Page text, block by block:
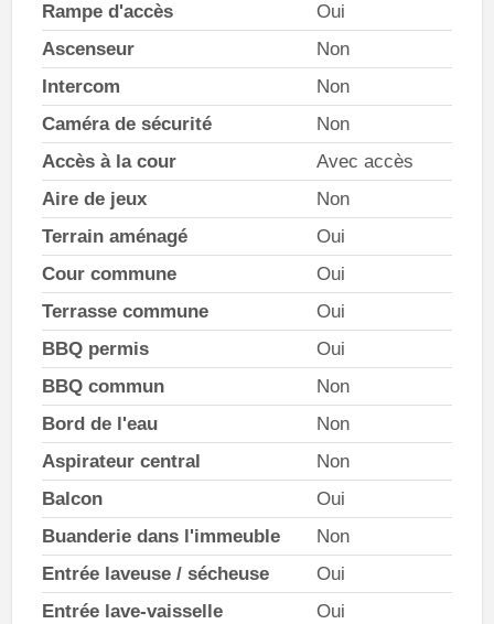
Rampe d'accès
Oui
Ascenseur
Non
Intercom
Non
Caméra de sécurité
Non
Accès à la cour
Avec accès
Aire de jeux
Non
Terrain aménagé
Oui
Cour commune
Oui
Terrasse commune
Oui
BBQ permis
Oui
BBQ commun
Non
Bord de l'eau
Non
Aspirateur central
Non
Balcon
Oui
Buanderie dans l'immeuble
Non
Entrée laveuse / sécheuse
Oui
Entrée lave-vaisselle
Oui